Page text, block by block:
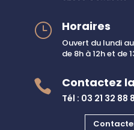
} Horaires
Ouvert du lundi
de 8h à 12h et de
 Contactez
Tél : 03 21 32 88